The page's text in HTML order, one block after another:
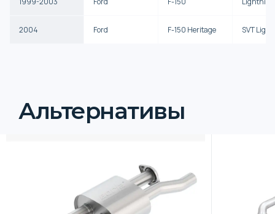
2004 Ford F-150 Heritage SVT
Альтернативы